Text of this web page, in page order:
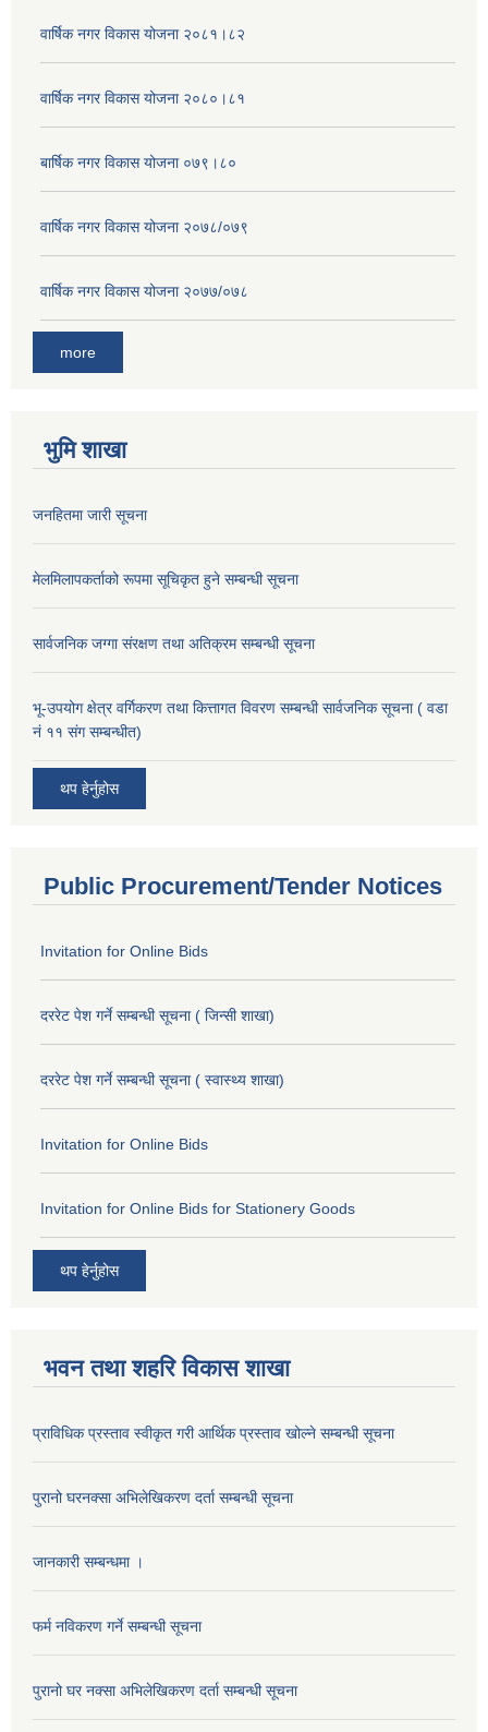
वार्षिक नगर विकास योजना २०८१।८२
वार्षिक नगर विकास योजना २०८०।८१
बार्षिक नगर विकास योजना ०७९।८०
वार्षिक नगर विकास योजना २०७८/०७९
वार्षिक नगर विकास योजना २०७७/०७८
more
भुमि शाखा
जनहितमा जारी सूचना
मेलमिलापकर्ताको रूपमा सूचिकृत हुने सम्बन्धी सूचना
सार्वजनिक जग्गा संरक्षण तथा अतिक्रम सम्बन्धी सूचना
भू-उपयोग क्षेत्र वर्गिकरण तथा कित्तागत विवरण सम्बन्धी सार्वजनिक सूचना ( वडा
नं ११ संग सम्बन्धीत)
थप हेर्नुहोस
Public Procurement/Tender Notices
Invitation for Online Bids
दररेट पेश गर्ने सम्बन्धी सूचना ( जिन्सी शाखा)
दररेट पेश गर्ने सम्बन्धी सूचना ( स्वास्थ्य शाखा)
Invitation for Online Bids
Invitation for Online Bids for Stationery Goods
थप हेर्नुहोस
भवन तथा शहरि विकास शाखा
प्राविधिक प्रस्ताव स्वीकृत गरी आर्थिक प्रस्ताव खोल्ने सम्बन्धी सूचना
पुरानो घरनक्सा अभिलेखिकरण दर्ता सम्बन्धी सूचना
जानकारी सम्बन्धमा ।
फर्म नविकरण गर्ने सम्बन्धी सूचना
पुरानो घर नक्सा अभिलेखिकरण दर्ता सम्बन्धी सूचना